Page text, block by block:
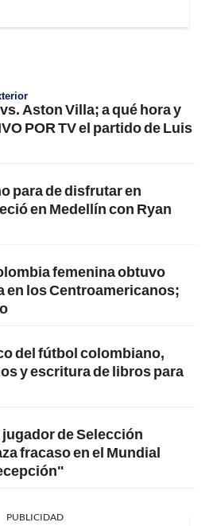
Aston Villa; a qué hora y
POR TV el partido de Luis
para de disfrutar en
en Medellín con Ryan
femenina obtuvo
en los Centroamericanos;
del fútbol colombiano,
y escritura de libros para
de Selección
fracaso en el Mundial
PUBLICIDAD